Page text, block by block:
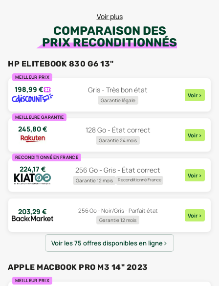
Voir plus
COMPARAISON DES
PRIX RECONDITIONNÉS
HP ELITEBOOK 830 G6 13"
MEILLEUR PRIX
198,99 € Gris - Très bon état
Garantie légale
Voir >
MEILLEURE GARANTIE
245,80€ 128 Go - État correct
Garantie 24 mois
Voir >
RECONDITIONNÉ EN FRANCE
224,17 € 256 Go - Gris - État correct
Garantie 12 mois Reconditionné France
Voir >
203,29 € 256 Go - Noir/Gris - Parfait état
Garantie 12 mois
Voir >
Voir les 75 offres disponibles en ligne
APPLE MACBOOK PRO M3 14" 2023
MEILLEUR PRIX